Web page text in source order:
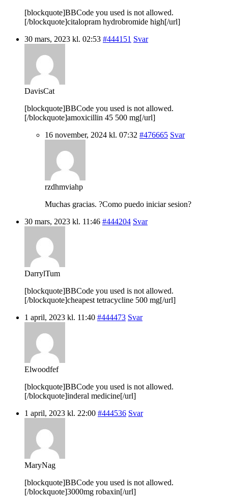
[blockquote]BBCode you used is not allowed.
[/blockquote]citalopram hydrobromide high[/url]
30 mars, 2023 kl. 02:53 #444151 Svar
DavisCat
[blockquote]BBCode you used is not allowed.
[/blockquote]amoxicillin 45 500 mg[/url]
16 november, 2024 kl. 07:32 #476665 Svar
rzdhmviahp
Muchas gracias. ?Como puedo iniciar sesion?
30 mars, 2023 kl. 11:46 #444204 Svar
DarrylTum
[blockquote]BBCode you used is not allowed.
[/blockquote]cheapest tetracycline 500 mg[/url]
1 april, 2023 kl. 11:40 #444473 Svar
Elwoodfef
[blockquote]BBCode you used is not allowed.
[/blockquote]inderal medicine[/url]
1 april, 2023 kl. 22:00 #444536 Svar
MaryNag
[blockquote]BBCode you used is not allowed.
[/blockquote]3000mg robaxin[/url]